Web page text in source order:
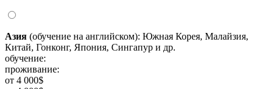
Азия (обучение на английском): Южная Корея, Малайзия,
Китай, Гонконг, Япония, Сингапур и др.
обучение:
проживание:
от 4 000$